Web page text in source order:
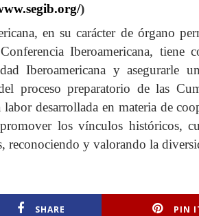
)
en su carácter de órgano
Iberoamericana, tiene
Iberoamericana y asegurarle
proceso preparatorio de las
labor desarrollada en materia de
los vínculos históricos,
reconociendo y valorando la
SHARE PIN